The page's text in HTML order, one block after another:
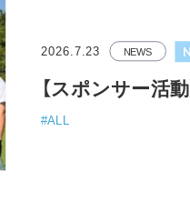
2026.7.23 NEWS
#ALL